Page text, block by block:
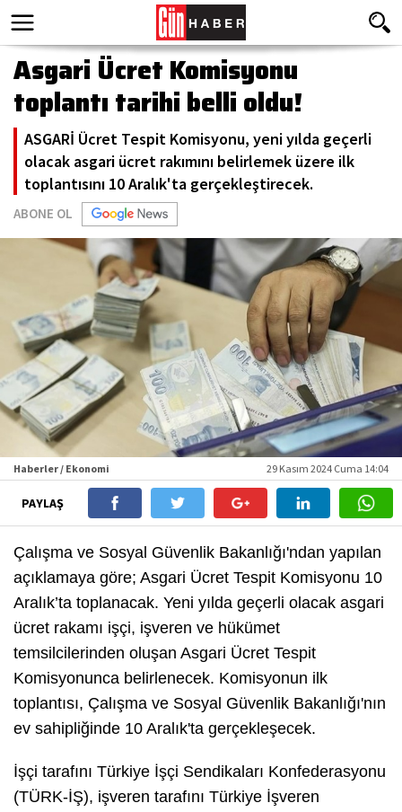
Asgari Ücret Komisyonu
toplantı tarihi belli oldu!
ASGARİ Ücret Tespit Komisyonu, yeni yılda geçerli
olacak asgari ücret rakımını belirlemek üzere ilk
toplantısını 10 Aralık'ta gerçekleştirecek.
ABONE OL
Haberler / Ekonomi 29 Kasım 2024 Cuma 14:04
PAYLAŞ
Çalışma ve Sosyal Güvenlik Bakanlığı'ndan yapılan
açıklamaya göre; Asgari Ücret Tespit Komisyonu 10
Aralık’ta toplanacak. Yeni yılda geçerli olacak asgari
ücret rakamı işçi, işveren ve hükümet
temsilcilerinden oluşan Asgari Ücret Tespit
Komisyonunca belirlenecek. Komisyonun ilk
toplantısı, Çalışma ve Sosyal Güvenlik Bakanlığı'nın
ev sahipliğinde 10 Aralık'ta gerçekleşecek.
İşçi tarafını Türkiye İşçi Sendikaları Konfederasyonu
(TÜRK-İŞ), işveren tarafını Türkiye İşveren